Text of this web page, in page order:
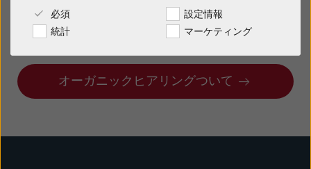
必須
設定情報
統計
マーケティング
Australia Brasil
China Danmark
France India
専門家によって調整された補聴器でもっと人生を
豊かに過ごしましょう。
オーガニックヒアリングついて